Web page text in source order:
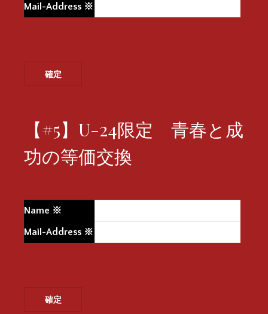
Mail-Address ※
【#5】U-24限定 青春と成
功の等価交換
Name ※
Mail-Address ※